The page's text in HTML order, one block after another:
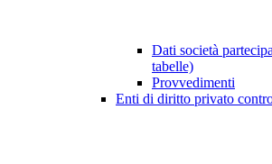
Dati società
tabelle)
Provvedimenti
Enti di diritto privato